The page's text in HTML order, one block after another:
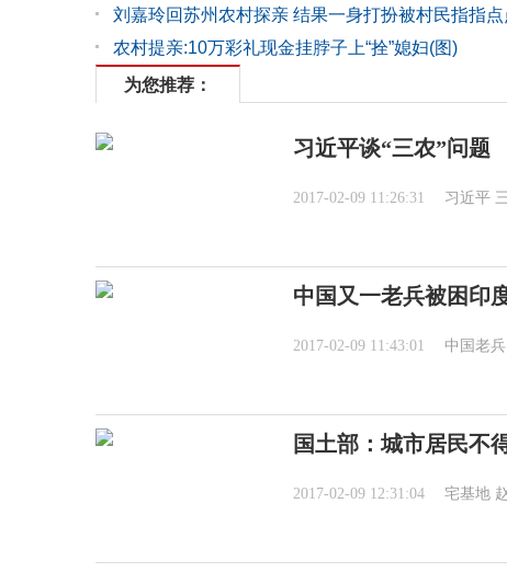
刘嘉玲回苏州农村探亲 结果一身打扮被村民指指点
农村提亲:10万彩礼现金挂脖子上“拴”媳妇(图)
为您推荐：
习近平谈“三农”问题
2017-02-09 11:26:31 习近平
中国又一老兵被困印
2017-02-09 11:43:01 中国老兵
国土部：城市居民不
2017-02-09 12:31:04 宅基地